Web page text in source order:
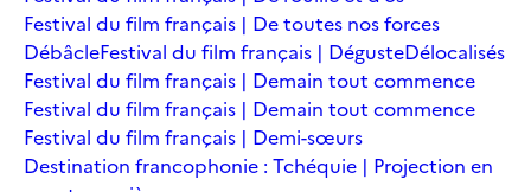
Festival du film français | De toutes nos forces
DébâcleFestival du film français | DégusteDélocalisés
Festival du film français | Demain tout commence
Festival du film français | Demain tout commence
Festival du film français | Demi-sœurs
Destination francophonie : Tchéquie | Projection en